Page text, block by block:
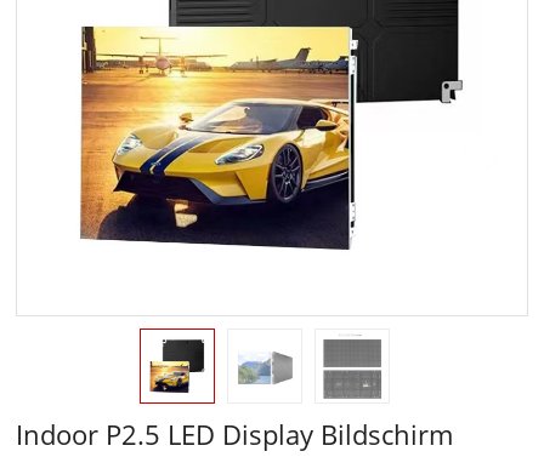
Indoor P2.5 LED Display Bildschirm